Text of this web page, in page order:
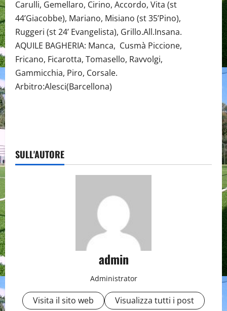
Carulli, Gemellaro, Cirino, Accordo, Vita (st
44’Giacobbe), Mariano, Misiano (st 35’Pino),
Ruggeri (st 24’ Evangelista), Grillo.All.Insana.
AQUILE BAGHERIA: Manca, Cusmà Piccione,
Fricano, Ficarotta, Tomasello, Ravvolgi,
Gammicchia, Piro, Corsale.
Arbitro:Alesci(Barcellona)
SULL'AUTORE
admin
Administrator
Visita il sito web Visualizza tutti i post